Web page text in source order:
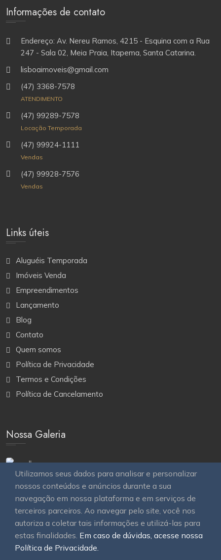
Utilizamos seus dados para analisar e personalizar
nossos conteúdos e anúncios durante a sua
navegação em nossa plataforma e em serviços de
terceiros parceiros. Ao navegar pelo site, você nos
autoriza a coletar tais informações e utilizá-las para
estas finalidades. Em caso de dúvidas, acesse nossa
Política de Privacidade.
Informações de contato
Endereço: Av. Nereu Ramos, 4215 - Esquina com a Rua
247 - Sala 02, Meia Praia, Itapema, Santa Catarina.
lisboaimoveis@gmail.com
(47) 3368-7578
ATENDIMENTO
(47) 99289-7578
Locação Temporada
(47) 99924-1111
Vendas
(47) 99928-7576
Vendas
Links úteis
Aluguéis Temporada
Imóveis Venda
Empreendimentos
Lançamento
Blog
Contato
Quem somos
Política de Privacidade
Termos e Condições
Política de Cancelamento
Nossa Galeria
© 2026 OAWEB site e sistemas para imobiliárias
os direitos reservados.